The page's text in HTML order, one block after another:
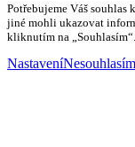
Potřebujeme Váš
jiné mohli ukazovat
kliknutím na „Souhlasím“.
NastaveníNesouhlasím